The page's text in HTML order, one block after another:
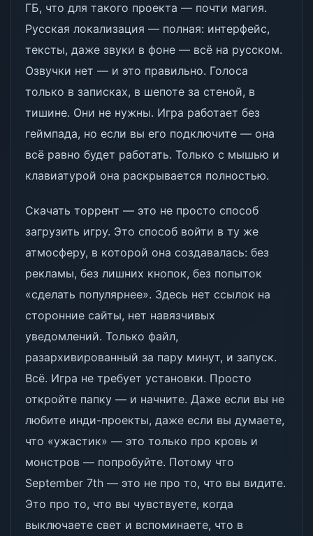
ГБ, что для такого проекта — почти магия.
Русская локализация — полная: интерфейс,
тексты, даже звуки в фоне — всё на русском.
Озвучки нет — и это правильно. Голоса
только в записках, в шепоте за стеной, в
тишине. Они не нужны. Игра работает без
геймпада, но если вы его подключите — она
всё равно будет работать. Только с мышью и
клавиатурой она раскрывается полностью.
Скачать торрент — это не просто способ
загрузить игру. Это способ войти в ту же
атмосферу, в которой она создавалась: без
рекламы, без лишних кнопок, без попыток
«сделать популярнее». Здесь нет ссылок на
сторонние сайты, нет навязчивых
уведомлений. Только файл,
разархивированный за пару минут, и запуск.
Всё. Игра не требует установки. Просто
откройте папку — и начните. Даже если вы не
любите инди-проекты, даже если вы думаете,
что «ужастик» — это только про кровь и
монстров — попробуйте. Потому что
September 7th — это не про то, что вы видите.
Это про то, что вы чувствуете, когда
выключаете свет и вспоминаете, что в